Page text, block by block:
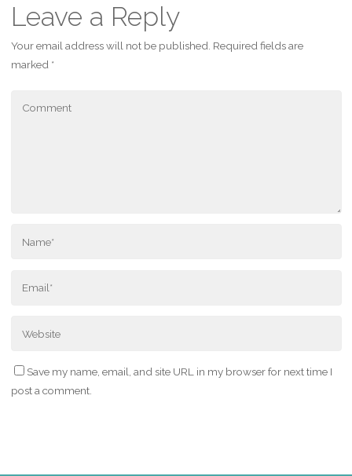
Leave a Reply
Your email address will not be published. Required fields are
marked *
Save my name, email, and site URL in my browser for next time I
post a comment.